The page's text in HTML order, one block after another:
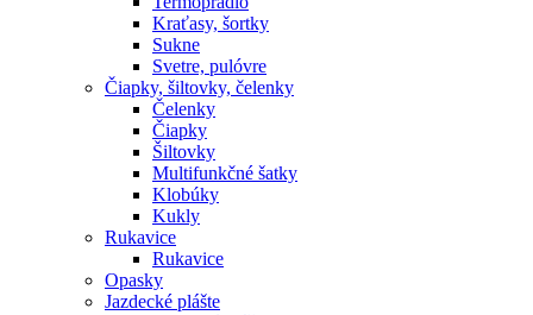
Kraťasy, šortky
Sukne
Svetre, pulóvre
Čiapky, šiltovky, čelenky
Čelenky
Čiapky
Šiltovky
Multifunkčné šatky
Klobúky
Kukly
Rukavice
Rukavice
Opasky
Jazdecké plášte